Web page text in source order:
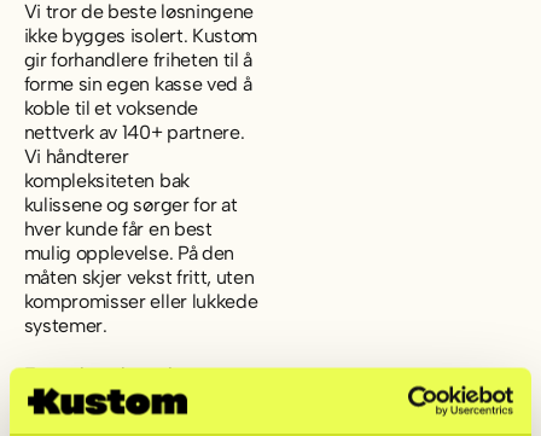
Vi tror de beste løsningene
ikke bygges isolert. Kustom
gir forhandlere friheten til å
forme sin egen kasse ved å
koble til et voksende
nettverk av 140+ partnere.
Vi håndterer
kompleksiteten bak
kulissene og sørger for at
hver kunde får en best
mulig opplevelse. På den
måten skjer vekst fritt, uten
kompromisser eller lukkede
systemer.
Fra raskt voksende
merkevarer til globale
storkonsern, over 24 000